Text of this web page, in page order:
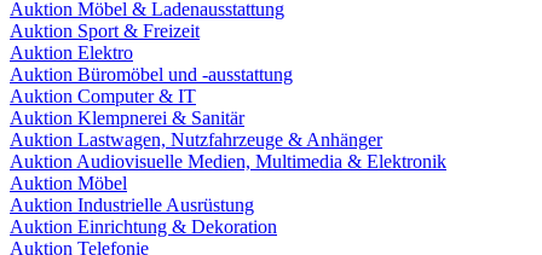
Auktion Möbel & Ladenausstattung
Auktion Sport & Freizeit
Auktion Elektro
Auktion Büromöbel und -ausstattung
Auktion Computer & IT
Auktion Klempnerei & Sanitär
Auktion Lastwagen, Nutzfahrzeuge & Anhänger
Auktion Audiovisuelle Medien, Multimedia & Elektronik
Auktion Möbel
Auktion Industrielle Ausrüstung
Auktion Einrichtung & Dekoration
Auktion Telefonie